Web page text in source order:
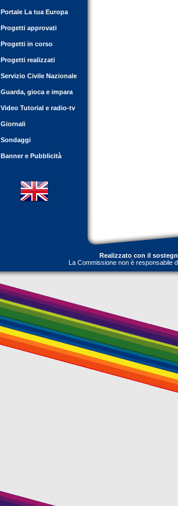
Portale La tua Europa
Progetti approvati
Progetti in corso
Progetti realizzati
Servizio Civile Nazionale
Guarda, gioca e impara
Video Tutorial e radio-tv
Giornali
Sondaggi
Banner e Pubblicità
Realizzato con il
La Commissione non è responsabile